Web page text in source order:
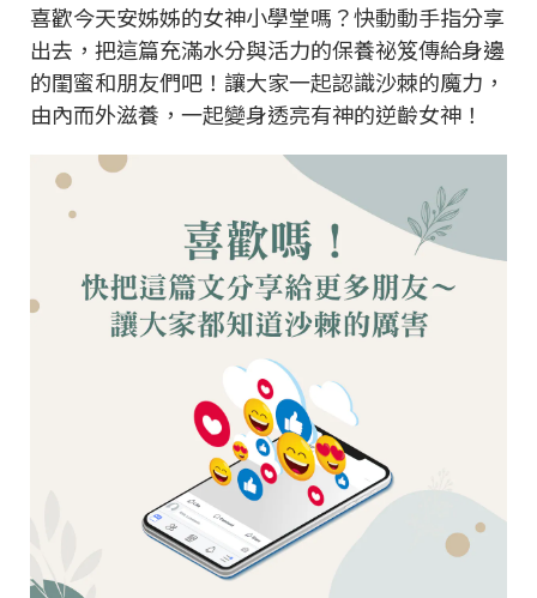
喜歡今天安姊姊的女神小學堂嗎？快動動手指分享
出去，把這篇充滿水分與活力的保養祕笈傳給身邊
的閨蜜和朋友們吧！讓大家一起認識沙棘的魔力，
由內而外滋養，一起變身透亮有神的逆齡女神！